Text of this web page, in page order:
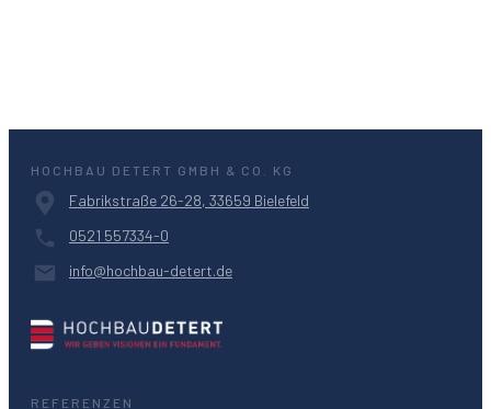
HOCHBAU DETERT GMBH & CO. KG
Fabrikstraße 26-28, 33659 Bielefeld
0521 557334-0
info@hochbau-detert.de
REFERENZEN